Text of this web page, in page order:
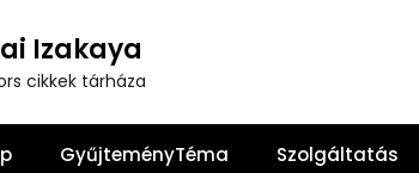
Izakaya
cikkek tárháza
GyűjteményTéma Szolgáltatás